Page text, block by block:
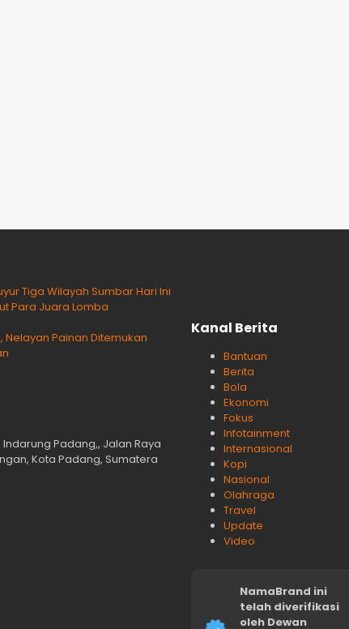
Tiga Wilayah Sumbar Hari Ini
Para Juara Lomba
Painan Ditemukan
Indarung Padang,, Jalan Raya
Kota Padang, Sumatera
Kanal Berita
Bantuan
Berita
Bola
Ekonomi
Fokus
Infotainment
Internasional
Kopi
Nasional
Olahraga
Travel
Update
Video
NamaBrand ini
telah diverifikasi
oleh Dewan